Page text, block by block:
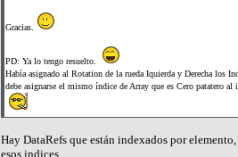
Gracias.
PD: Ya lo tengo resuelto.
Había asignado al Rotation de la rueda Iquierda y Derecha los
debe asignarse el mismo índice de Array que es Cero patatero
Hay DataRefs que están indexados por
esos indices.